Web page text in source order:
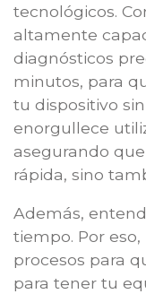
tecnológicos.
altamente
diagnósticos
minutos, para
tu dispositivo
enorgullece
asegurando
rápida, sino
Además,
tiempo. Por
procesos para
para tener tu